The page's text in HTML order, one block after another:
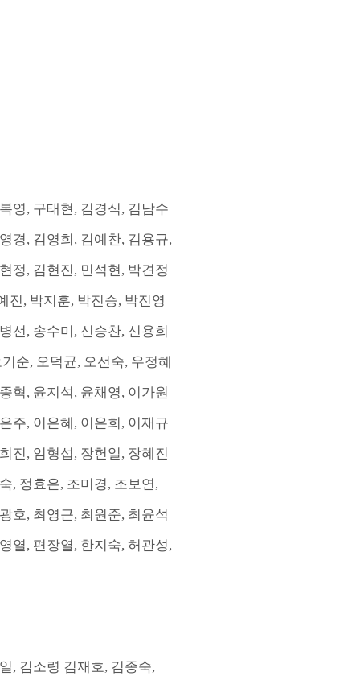
영, 구태현, 김경식, 김남수
경, 김영희 , 김예찬, 김용규,
정, 김현진, 민석현, 박견정
진, 박지훈, 박진승, 박진영
선, 송수미 , 신승찬, 신용희
기순, 오덕균, 오선숙, 우정혜
혁, 윤지석, 윤채영, 이가원
주, 이은혜 , 이은희 , 이재규
진, 임형섭, 장헌일 , 장혜진
, 정효은, 조미경, 조보연,
호, 최영근, 최원준, 최윤석
열, 편장열, 한지숙, 허관성,
, 김소령 김재호, 김종숙,